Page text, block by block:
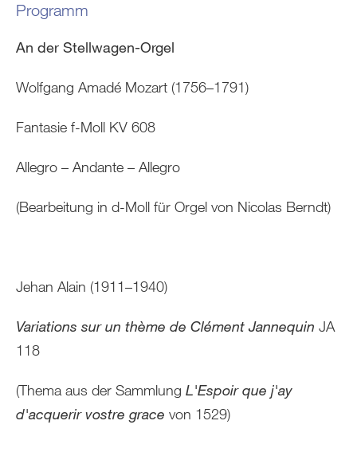
Programm
An der Stellwagen-Orgel
Wolfgang Amadé Mozart (1756–1791)
Fantasie f-Moll KV 608
Allegro – Andante – Allegro
(Bearbeitung in d-Moll für Orgel von Nicolas Berndt)
Jehan Alain (1911–1940)
Variations sur un thème de Clément Jannequin JA
118
(Thema aus der Sammlung L'Espoir que j'ay
d'acquerir vostre grace von 1529)